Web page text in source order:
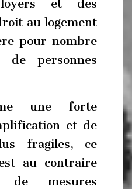
et des
au logement
pour nombre
personnes
une forte
et de
fragiles, ce
au contraire
de mesures